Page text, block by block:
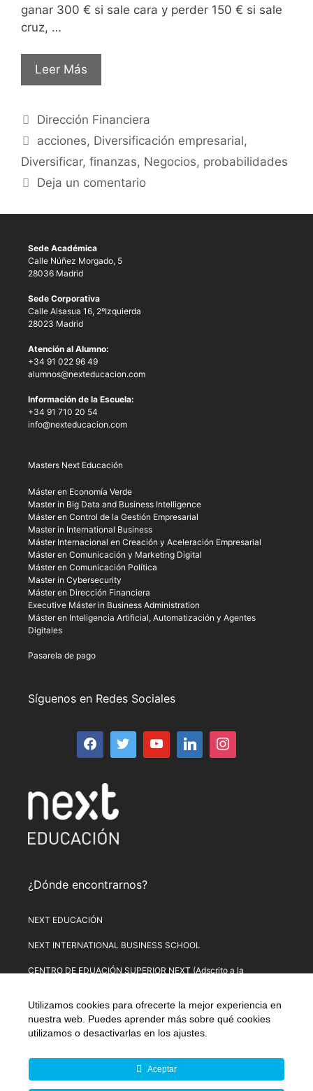
ganar 300 € si sale cara y perder 150 € si sale
cruz, …
Leer Más
Dirección Financiera
acciones, Diversificación empresarial,
Diversificar, finanzas, Negocios, probabilidades
Deja un comentario
Sede Académica
Calle Núñez Morgado, 5
28036 Madrid
Sede Corporativa
Calle Alsasua 16, 2ºIzquierda
28023 Madrid
Atención al Alumno:
+34 91 022 96 49
alumnos@nexteducacion.com
Información de la Escuela:
+34 91 710 20 54
info@nexteducacion.com
Masters Next Educación
Máster en Economía Verde
Master in Big Data and Business Intelligence
Máster en Control de la Gestión Empresarial
Master in International Business
Máster Internacional en Creación y Aceleración Empresarial
Máster en Comunicación y Marketing Digital
Máster en Comunicación Política
Master in Cybersecurity
Máster en Dirección Financiera
Executive Máster in Business Administration
Máster en Inteligencia Artificial, Automatización y Agentes
Digitales
Pasarela de pago
Síguenos en Redes Sociales
¿Dónde encontrarnos?
NEXT EDUCACIÓN
NEXT INTERNATIONAL BUSINESS SCHOOL
CENTRO DE EDUACIÓN SUPERIOR NEXT (Adscrito a la
PLATAFORMA DE FORMACIÓN NEXT
Aviso Legal – Política de Privacidad–Términos y condiciones de
Formulario de Desistimiento
© Copyright 2026 Next Educación, S.L. | CIF: B-67803114 |
Utilizamos cookies para ofrecerte la mejor experiencia en
nuestra web. Puedes aprender más sobre qué cookies
utilizamos o desactivarlas en los ajustes
Aceptar